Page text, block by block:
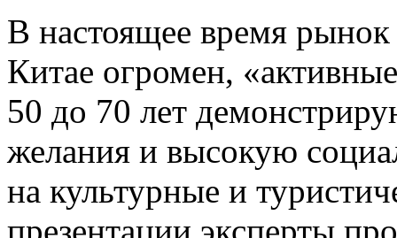
В настоящее время
Китае огромен,
50 до 70 лет
желания и высокую
на культурные и
презентации эксперты